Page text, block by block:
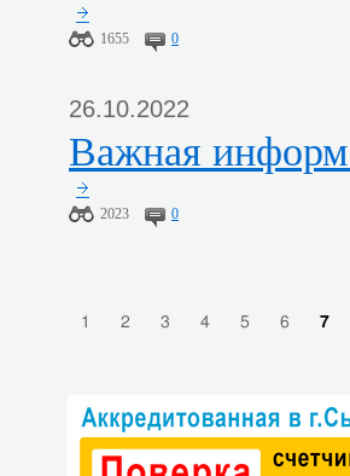
1655 0
26.10.2022
Важная
2023 0
1 2 3 4 5 6 7